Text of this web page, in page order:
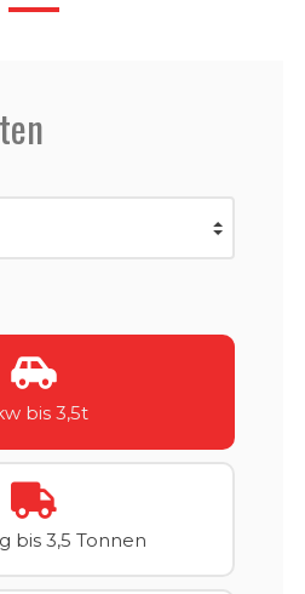
bis 3,5t
bis 3,5 Tonnen